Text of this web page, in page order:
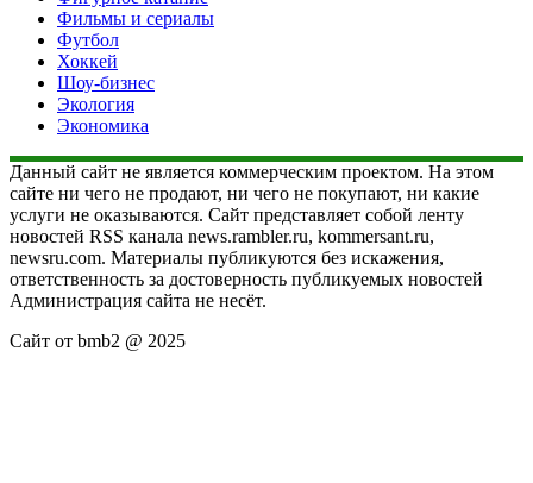
Фильмы и сериалы
Футбол
Хоккей
Шоу-бизнес
Экология
Экономика
Данный сайт не является коммерческим проектом. На этом
сайте ни чего не продают, ни чего не покупают, ни какие
услуги не оказываются. Сайт представляет собой ленту
новостей RSS канала news.rambler.ru, kommersant.ru,
newsru.com. Материалы публикуются без искажения,
ответственность за достоверность публикуемых новостей
Администрация сайта не несёт.
Сайт от bmb2 @ 2025